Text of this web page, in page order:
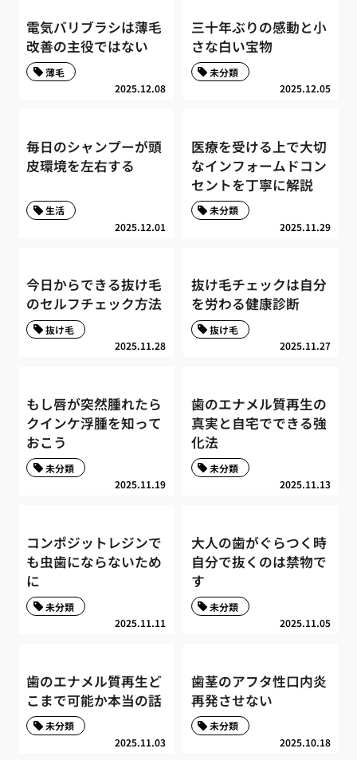
電気バリブラシは薄毛
改善の主役ではない
2025.12.08
薄毛
三十年ぶりの感動と小
さな白い宝物
2025.12.05
未分類
毎日のシャンプーが頭
皮環境を左右する
2025.12.01
生活
医療を受ける上で大切
なインフォームドコン
セントを丁寧に解説
2025.11.29
未分類
今日からできる抜け毛
のセルフチェック方法
2025.11.28
抜け毛
抜け毛チェックは自分
を労わる健康診断
2025.11.27
抜け毛
もし唇が突然腫れたら
クインケ浮腫を知って
おこう
2025.11.19
未分類
歯のエナメル質再生の
真実と自宅でできる強
化法
2025.11.13
未分類
コンポジットレジンで
も虫歯にならないため
に
2025.11.11
未分類
大人の歯がぐらつく時
自分で抜くのは禁物で
す
2025.11.05
未分類
歯のエナメル質再生ど
こまで可能か本当の話
2025.11.03
未分類
歯茎のアフタ性口内炎
再発させない
2025.10.18
未分類